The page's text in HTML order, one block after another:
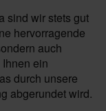
sind wir stets gut
hervorragende
auch
ein
durch unsere
abgerundet wird.